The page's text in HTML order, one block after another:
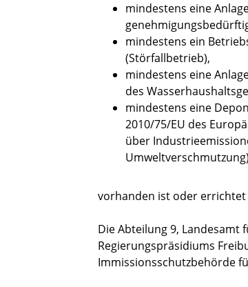
mindestens eine
mindestens ein
(Störfallbetrieb),
mindestens eine
des
mindestens eine
2010/75/EU des
über
vorhanden ist oder errichtet
Die Abteilung 9, Landesamt
Regierungspräsidiums
Immissionsschutzbehörde